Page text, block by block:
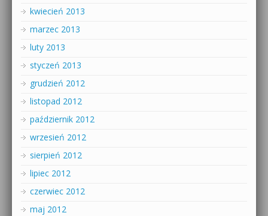
kwiecień 2013
marzec 2013
luty 2013
styczeń 2013
grudzień 2012
listopad 2012
październik 2012
wrzesień 2012
sierpień 2012
lipiec 2012
czerwiec 2012
maj 2012